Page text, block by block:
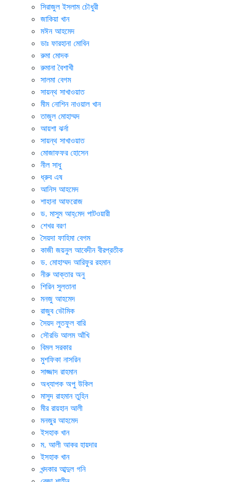
সিরাজুল ইসলাম চৌধুরী
জাকিয়া খান
মঈন আহমেদ
ডাঃ ফারহানা মোবিন
রুমা মোদক
রুমানা বৈশাখী
সালমা বেগম
সায়ন্থ সাখাওয়াত
মীম নোশিন নাওয়াল খান
তাজুল মোহাম্মদ
আয়শা ঝর্না
সায়ন্থ সাখাওয়াত
মোজাফফর হোসেন
নীল সাধু
ধ্রুব এষ
আনিস আহমেদ
শাহানা আফরোজ
ড. মাসুম আহ্‌মেদ পাটওয়ারী
শেখর বরণ
সৈয়দা ফাহিমা বেগম
কাজী জয়নুল আবেদীন বীরপ্রতীক
ড. মোহাম্মদ আরিফুর রহমান
নীরু আক্তার অনু
শিরিন সুলতানা
মনজু আহমেদ
রাজুব ভৌমিক
সৈয়দ লুতফুল বারি
সৌরভি আলম আঁখি
বিমল সরকার
মুশফিকা নাসরিন
সাজ্জাদ রাহমান
অধ্যাপক অপু উকিল
মাসুদ রাহমান তুহিন
মীর রায়হান আলী
মনজু্র আহমেদ
ইসহাক খান
ম. আলী আকর হায়দার
ইসহাক খান
খন্দকার আব্দুল গনি